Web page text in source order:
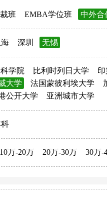
班 EMBA学位班 中外合
海 深圳 无锡
学院 比利时列日大学
大学 法国蒙彼利埃大学
公开大学 亚洲城市大学
10万-20万 20万-30万 30万-